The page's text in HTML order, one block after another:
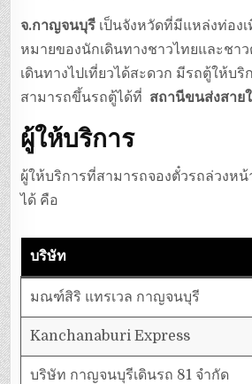
จ.กาญจนบุรี เป็นจังหวัดที่มีแหล่งท่อง
หมายของนักเดินทางชาวไทยและชา
เดินทางไปเที่ยวได้สะดวก มีรถตู้ให้บ
สามารถขึ้นรถตู้ได้ที่ สถานีขนส่งสาย
ผู้ให้บริการ
ผู้ให้บริการที่สามารถจองตั๋วรถล่วงหน้
ได้ คือ
บริษัท
มณฑ์สิริ แทรเวล กาญจนบุรี
Kanchanaburi Express
บริษัท กาญจนบุรีเดินรถ 81 จำกัด